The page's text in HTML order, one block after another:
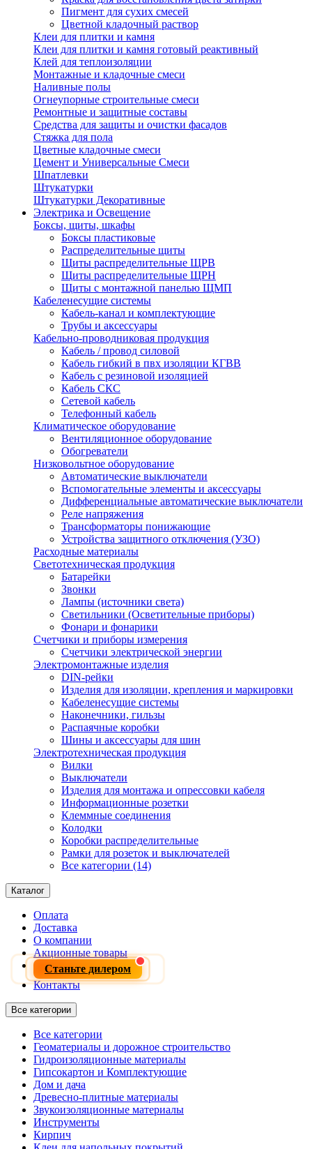
Пигмент для сухих смесей
Цветной кладочный раствор
Клеи для плитки и камня
Клеи для плитки и камня готовый реактивный
Клей для теплоизоляции
Монтажные и кладочные смеси
Наливные полы
Огнеупорные строительные смеси
Ремонтные и защитные составы
Средства для защиты и очистки фасадов
Стяжка для пола
Цветные кладочные смеси
Цемент и Универсальные Смеси
Шпатлевки
Штукатурки
Штукатурки Декоративные
Электрика и Освещение
Боксы, щиты, шкафы
Боксы пластиковые
Распределительные щиты
Щиты распределительные ЩРВ
Щиты распределительные ЩРН
Щиты с монтажной панелью ЩМП
Кабеленесущие системы
Кабель-канал и комплектующие
Трубы и аксессуары
Кабельно-проводниковая продукция
Кабель / провод силовой
Кабель гибкий в пвх изоляции КГВВ
Кабель с резиновой изоляцией
Кабель СКС
Сетевой кабель
Телефонный кабель
Климатическое оборудование
Вентиляционное оборудование
Обогреватели
Низковольтное оборудование
Автоматические выключатели
Вспомогательные элементы и аксессуары
Дифференциальные автоматические выключатели
Реле напряжения
Трансформаторы понижающие
Устройства защитного отключения (УЗО)
Расходные материалы
Светотехническая продукция
Батарейки
Звонки
Лампы (источники света)
Светильники (Осветительные приборы)
Фонари и фонарики
Счетчики и приборы измерения
Счетчики электрической энергии
Электромонтажные изделия
DIN-рейки
Изделия для изоляции, крепления и маркировки
Кабеленесущие системы
Наконечники, гильзы
Распаячные коробки
Шины и аксессуары для шин
Электротехническая продукция
Вилки
Выключатели
Изделия для монтажа и опрессовки кабеля
Информационные розетки
Клеммные соединения
Колодки
Коробки распределительные
Рамки для розеток и выключателей
Все категории (14)
Каталог
Оплата
Доставка
О компании
Акционные товары
Станьте дилером
Контакты
Все категории
Все категории
Геоматериалы и дорожное строительство
Гидроизоляционные материалы
Гипсокартон и Комплектующие
Дом и дача
Древесно-плитные материалы
Звукоизоляционные материалы
Инструменты
Кирпич